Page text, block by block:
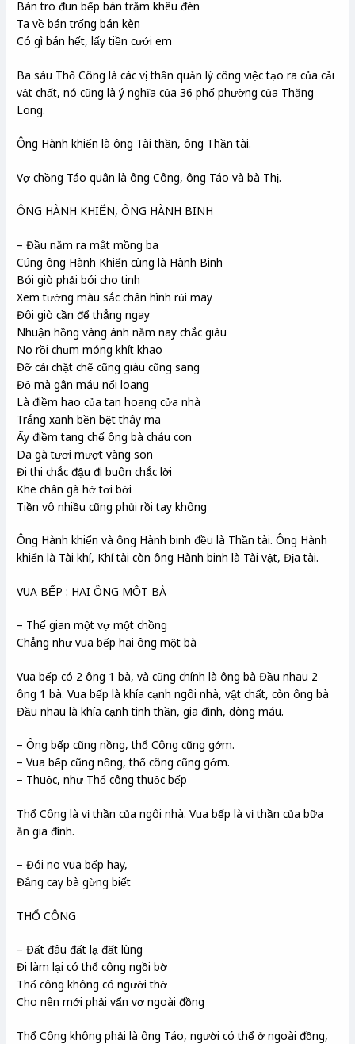
Bán tro đun bếp bán trăm khêu đèn
Ta về bán trống bán kèn
Có gì bán hết, lấy tiền cưới em
Ba sáu Thổ Công là các vị thần quản lý công việc tạo ra của cải
vật chất, nó cũng là ý nghĩa của 36 phố phường của Thăng
Long.
Ông Hành khiển là ông Tài thần, ông Thần tài.
Vợ chồng Táo quân là ông Công, ông Táo và bà Thị.
ÔNG HÀNH KHIỂN, ÔNG HÀNH BINH
– Đầu năm ra mắt mồng ba
Cúng ông Hành Khiển cùng là Hành Binh
Bói giò phải bói cho tinh
Xem tường màu sắc chân hình rủi may
Đôi giò cần để thẳng ngay
Nhuận hồng vàng ánh năm nay chắc giàu
No rồi chụm móng khít khao
Đỡ cái chặt chẽ cũng giàu cũng sang
Đỏ mà gân máu nổi loang
Là điềm hao của tan hoang cửa nhà
Trắng xanh bền bệt thây ma
Ấy điềm tang chế ông bà cháu con
Da gà tươi mượt vàng son
Đi thi chắc đậu đi buôn chắc lời
Khe chân gà hở tơi bời
Tiền vô nhiều cũng phủi rồi tay không
Ông Hành khiển và ông Hành binh đều là Thần tài. Ông Hành
khiển là Tài khí, Khí tài còn ông Hành binh là Tài vật, Địa tài.
VUA BẾP : HAI ÔNG MỘT BÀ
– Thế gian một vợ một chồng
Chẳng như vua bếp hai ông một bà
Vua bếp có 2 ông 1 bà, và cũng chính là ông bà Đầu nhau 2
ông 1 bà. Vua bếp là khía cạnh ngôi nhà, vật chất, còn ông bà
Đầu nhau là khía cạnh tinh thần, gia đình, dòng máu.
– Ông bếp cũng nồng, thổ Công cũng gớm.
– Vua bếp cũng nồng, thổ công cũng gớm.
– Thuộc, như Thổ công thuộc bếp
Thổ Công là vị thần của ngôi nhà. Vua bếp là vị thần của bữa
ăn gia đình.
– Đói no vua bếp hay,
Đắng cay bà gừng biết
THỔ CÔNG
– Đất đâu đất lạ đất lùng
Đi làm lại có thổ công ngồi bờ
Thổ công không có người thờ
Cho nên mới phải vẩn vơ ngoài đồng
Thổ Công không phải là ông Táo, người có thể ở ngoài đồng,